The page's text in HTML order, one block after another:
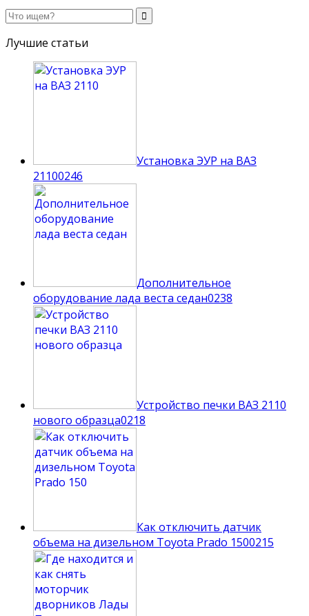
Лучшие статьи
Установка ЭУР на ВАЗ
21100246
Дополнительное
оборудование лада веста седан0238
Устройство печки ВАЗ 2110
нового образца0218
Как отключить датчик
объема на дизельном Toyota Prado 1500215